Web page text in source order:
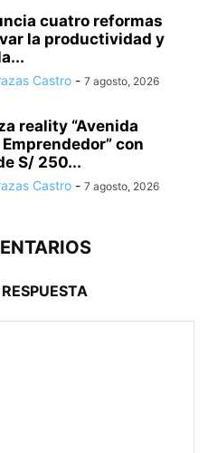
cuatro reformas
la productividad y
Castro - 7 agosto, 2026
reality “Avenida
con
S/ 250...
Castro - 7 agosto, 2026